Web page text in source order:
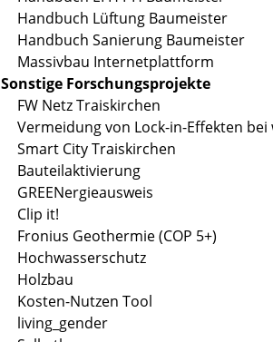
Handbuch Lüftung Baumeister
Handbuch Sanierung Baumeister
Massivbau Internetplattform
Sonstige Forschungsprojekte
FW Netz Traiskirchen
Vermeidung von Lock-in-Effekten
Smart City Traiskirchen
Bauteilaktivierung
GREENergieausweis
Clip it!
Fronius Geothermie (COP 5+)
Hochwasserschutz
Holzbau
Kosten-Nutzen Tool
living_gender